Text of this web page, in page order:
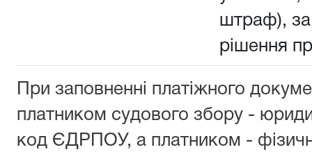
штраф),
рішення
При заповненні платіжного
платником судового збору -
код ЄДРПОУ, а платником -